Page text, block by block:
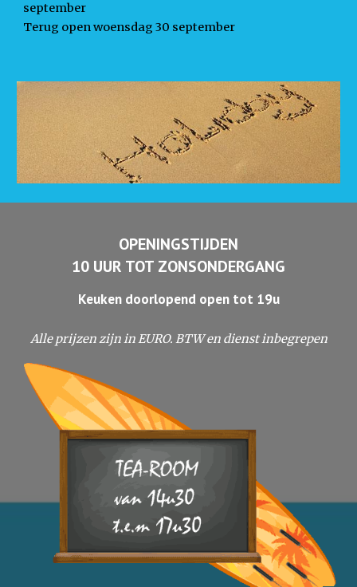
september
Terug open woensdag 30 september
OPENINGSTIJDEN
10 UUR TOT ZONSONDERGANG
Keuken doorlopend open tot 19u
Alle prijzen zijn in EURO. BTW en dienst inbegrepen